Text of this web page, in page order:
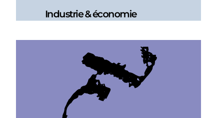
Industrie & économie